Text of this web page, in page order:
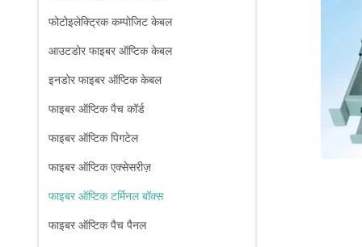
फोटोइलेक्ट्रिक कम्पोजिट केबल
आउटडोर फाइबर ऑप्टिक केबल
इनडोर फाइबर ऑप्टिक केबल
फाइबर ऑप्टिक पैच कॉर्ड
फाइबर ऑप्टिक पिगटेल
फाइबर ऑप्टिक एक्सेसरीज़
फाइबर ऑप्टिक टर्मिनल बॉक्स
फाइबर ऑप्टिक पैच पैनल